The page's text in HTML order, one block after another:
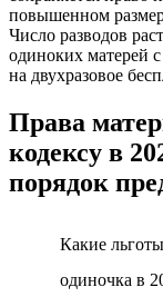
повышенном
Число разводов
одиноких матерей
на двухразовое
Права
кодексу в
порядок
Какие
одиночка в